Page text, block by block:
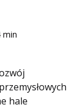
min
hale